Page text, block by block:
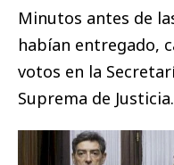
Minutos antes de
habían entregado,
votos en la
Suprema de Justicia.